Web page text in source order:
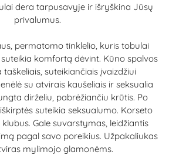
dera tarpusavyje ir išryškina Jūsų
privalumus.
permatomo tinklelio, kuris tobulai
komfortą dėvint. Kūno spalvos
suteikiančiais įvaizdžiui
su atvirais kaušeliais ir seksualia
dirželiu, pabrėžiančiu krūtis. Po
suteikia seksualumo. Korseto
Gale suvarstymas, leidžiantis
pagal savo poreikius. Užpakaliukas
mylimojo glamonėms.